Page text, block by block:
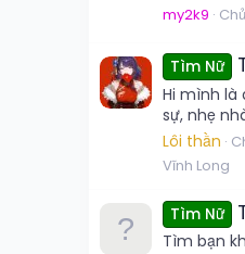
my2k9
Tìm Nữ
Hi mình là
sự, nhẹ
Lôi thần
Vĩnh Long
Tìm Nữ
Tìm bạn